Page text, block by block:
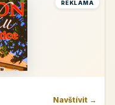
REKLAMA
Navštívit →